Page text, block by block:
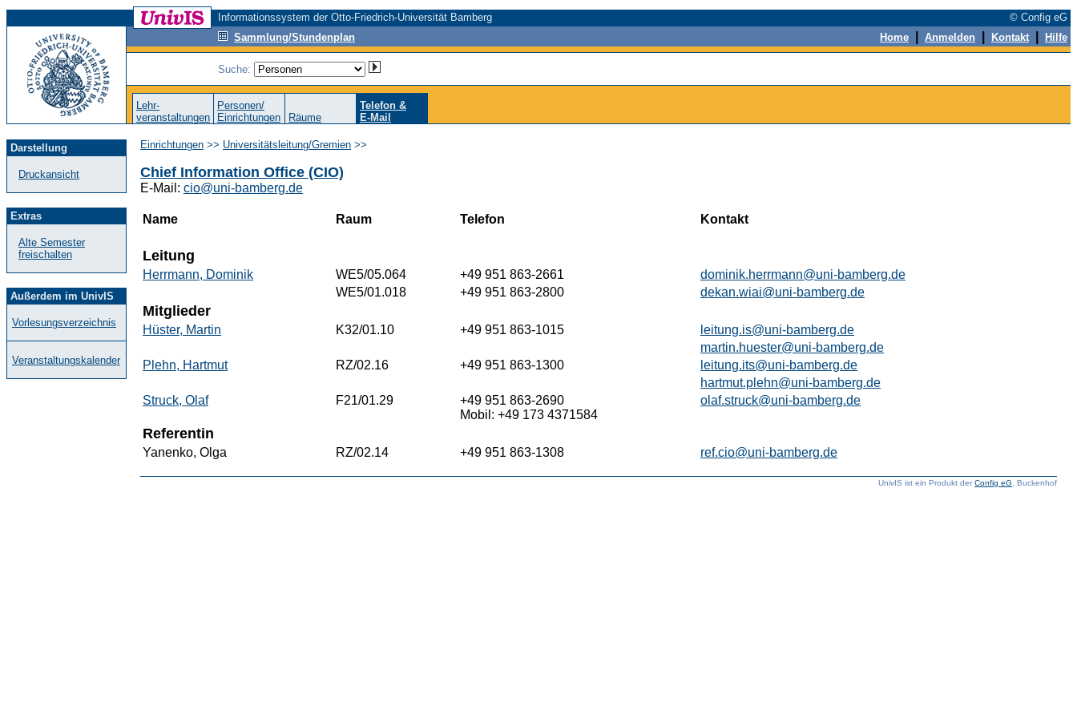
Informationssystem der Otto-Friedrich-Universität Bamberg
© Config eG
Sammlung/Stundenplan
Home Anmelden Kontakt Hilfe
Suche:
Lehr-
veranstaltungen
Personen/
Einrichtungen
Räume
Telefon &
E-Mail
Darstellung
Druckansicht
Extras
Alte Semester
freischalten
Außerdem im UnivIS
Vorlesungsverzeichnis
Veranstaltungskalender
Einrichtungen >> Universitätsleitung/Gremien >>
Chief Information Office (CIO)
E-Mail: cio@uni-bamberg.de
Name Raum Telefon Kontakt
Leitung
Herrmann, Dominik WE5/05.064 +49 951 863-2661
dominik.herrmann@uni-bamberg.de
WE5/01.018
+49 951 863-2800 dekan.wiai@uni-bamberg.de
Mitglieder
Hüster, Martin K32/01.10 +49 951 863-1015
leitung.is@uni-bamberg.de
martin.huester@uni-bamberg.de
Plehn, Hartmut
RZ/02.16 +49 951 863-1300
leitung.its@uni-bamberg.de
hartmut.plehn@uni-bamberg.de
Struck, Olaf
F21/01.29
+49 951 863-2690
Mobil: +49 173 4371584
olaf.struck@uni-bamberg.de
Referentin
Yanenko, Olga RZ/02.14 +49 951 863-1308 ref.cio@uni-bamberg.de
UnivIS ist ein Produkt derConfig eG , Buckenhof